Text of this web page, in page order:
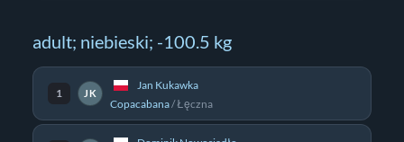
adult; niebieski; -100.5 kg
1 JK
Jan Kukawka
Copacabana/Łęczna